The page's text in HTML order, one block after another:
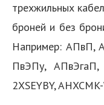
трехжильных
броней и без
Например: АПвП,
ПвЭПу, АПвЭгаП,
2XSEYBY,